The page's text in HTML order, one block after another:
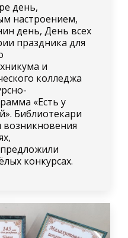
день,
настроением,
день, День всех
праздника для
и
колледжа
«Есть у
Библиотекари
возникновения
конкурсах.